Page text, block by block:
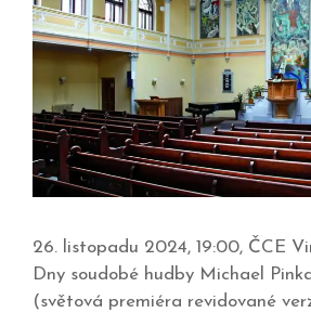
26. listopadu 2024, 19:00, ČCE
Dny soudobé hudby Michael
(světová premiéra revidované